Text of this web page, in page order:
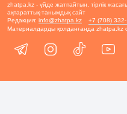
zhatpa.kz - үйде жатпайтын, тірлік
ақпараттық-танымдық сайт
Редакция: info@zhatpa.kz
+7 (708)
Материалдарды қолданғанда zhatpa.kz